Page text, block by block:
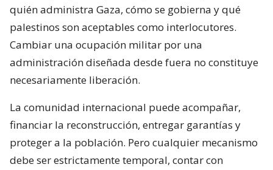
quién administra Gaza, cómo se gobierna y qué
palestinos son aceptables como interlocutores.
Cambiar una ocupación militar por una
administración diseñada desde fuera no constituye
necesariamente liberación.
La comunidad internacional puede acompañar,
financiar la reconstrucción, entregar garantías y
proteger a la población. Pero cualquier mecanismo
debe ser estrictamente temporal, contar con